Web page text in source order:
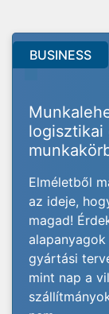
BUSINESS
logisztikai
Elméletből
az ideje,
magad!
gyártási
mint nap a